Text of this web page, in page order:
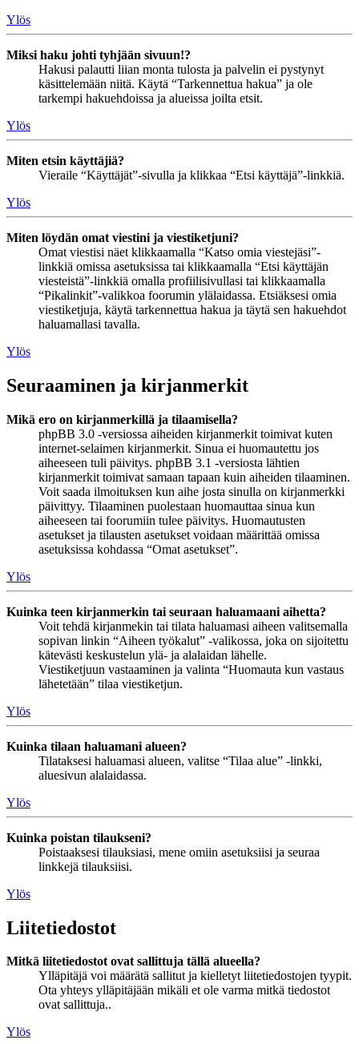
Ylös
Miksi haku johti tyhjään sivuun!?
Hakusi palautti liian monta tulosta ja palvelin ei pystynyt
käsittelemään niitä. Käytä “Tarkennettua hakua” ja ole
tarkempi hakuehdoissa ja alueissa joilta etsit.
Ylös
Miten etsin käyttäjiä?
Vieraile “Käyttäjät”-sivulla ja klikkaa “Etsi käyttäjä”-linkkiä.
Ylös
Miten löydän omat viestini ja viestiketjuni?
Omat viestisi näet klikkaamalla “Katso omia viestejäsi”-
linkkiä omissa asetuksissa tai klikkaamalla “Etsi käyttäjän
viesteistä”-linkkiä omalla profiilisivullasi tai klikkaamalla
“Pikalinkit”-valikkoa foorumin ylälaidassa. Etsiäksesi omia
viestiketjuja, käytä tarkennettua hakua ja täytä sen hakuehdot
haluamallasi tavalla.
Ylös
Seuraaminen ja kirjanmerkit
Mikä ero on kirjanmerkillä ja tilaamisella?
phpBB 3.0 -versiossa aiheiden kirjanmerkit toimivat kuten
internet-selaimen kirjanmerkit. Sinua ei huomautettu jos
aiheeseen tuli päivitys. phpBB 3.1 -versiosta lähtien
kirjanmerkit toimivat samaan tapaan kuin aiheiden tilaaminen.
Voit saada ilmoituksen kun aihe josta sinulla on kirjanmerkki
päivittyy. Tilaaminen puolestaan huomauttaa sinua kun
aiheeseen tai foorumiin tulee päivitys. Huomautusten
asetukset ja tilausten asetukset voidaan määrittää omissa
asetuksissa kohdassa “Omat asetukset”.
Ylös
Kuinka teen kirjanmerkin tai seuraan haluamaani aihetta?
Voit tehdä kirjanmekin tai tilata haluamasi aiheen valitsemalla
sopivan linkin “Aiheen työkalut” -valikossa, joka on sijoitettu
kätevästi keskustelun ylä- ja alalaidan lähelle.
Viestiketjuun vastaaminen ja valinta “Huomauta kun vastaus
lähetetään” tilaa viestiketjun.
Ylös
Kuinka tilaan haluamani alueen?
Tilataksesi haluamasi alueen, valitse “Tilaa alue” -linkki,
aluesivun alalaidassa.
Ylös
Kuinka poistan tilaukseni?
Poistaaksesi tilauksiasi, mene omiin asetuksiisi ja seuraa
linkkejä tilauksiisi.
Ylös
Liitetiedostot
Mitkä liitetiedostot ovat sallittuja tällä alueella?
Ylläpitäjä voi määrätä sallitut ja kielletyt liitetiedostojen tyypit.
Ota yhteys ylläpitäjään mikäli et ole varma mitkä tiedostot
ovat sallittuja..
Ylös